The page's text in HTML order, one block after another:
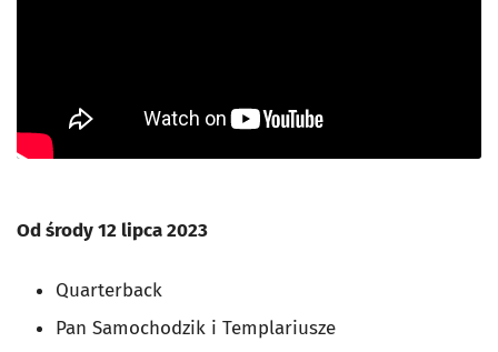
Od środy 12 lipca 2023
Quarterback
Pan Samochodzik i Templariusze